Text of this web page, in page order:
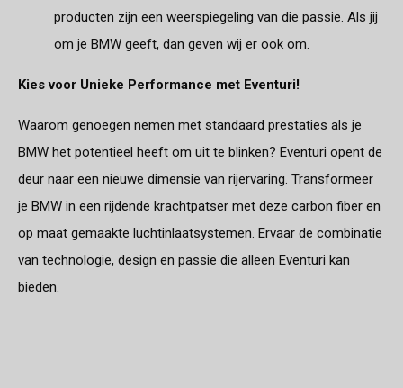
producten zijn een weerspiegeling van die passie. Als jij
om je BMW geeft, dan geven wij er ook om.
Kies voor Unieke Performance met Eventuri!
Waarom genoegen nemen met standaard prestaties als je
BMW het potentieel heeft om uit te blinken? Eventuri opent de
deur naar een nieuwe dimensie van rijervaring. Transformeer
je BMW in een rijdende krachtpatser met deze carbon fiber en
op maat gemaakte luchtinlaatsystemen. Ervaar de combinatie
van technologie, design en passie die alleen Eventuri kan
bieden.